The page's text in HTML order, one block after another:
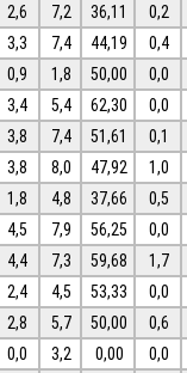
2,6 7,2 36,11
0,2
3,3 7,4 44,19
0,4
0,9 1,8 50,00
0,0
3,4 5,4 62,30
0,0
3,8 7,4 51,61
0,1
3,8 8,0 47,92
1,0
1,8 4,8 37,66
0,5
4,5 7,9 56,25
0,0
4,4 7,3 59,68
1,7
2,4 4,5 53,33
0,0
2,8 5,7 50,00
0,6
0,0 3,2 0,00
0,0